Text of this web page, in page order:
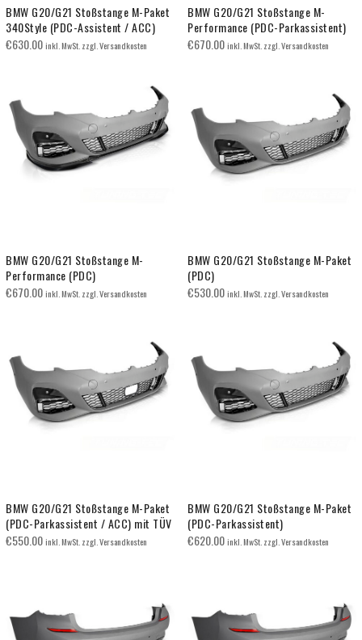
BMW G20/G21 Stoßstange M-Paket
340Style (PDC-Assistent / ACC)
€630.00inkl. MwSt. zzgl. Versandkosten
BMW G20/G21 Stoßstange M-
Performance (PDC-Parkassistent)
€670.00inkl. MwSt. zzgl. Versandkosten
BMW G20/G21 Stoßstange M-
Performance (PDC)
€670.00inkl. MwSt. zzgl. Versandkosten
BMW G20/G21 Stoßstange M-Paket
(PDC)
€530.00inkl. MwSt. zzgl. Versandkosten
BMW G20/G21 Stoßstange M-Paket
(PDC-Parkassistent / ACC) mit TÜV
€550.00inkl. MwSt. zzgl. Versandkosten
BMW G20/G21 Stoßstange M-Paket
(PDC-Parkassistent)
€620.00inkl. MwSt. zzgl. Versandkosten